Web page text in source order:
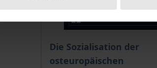
Die Sozialisation der
osteuropäischen
Der Preis dieses Titels